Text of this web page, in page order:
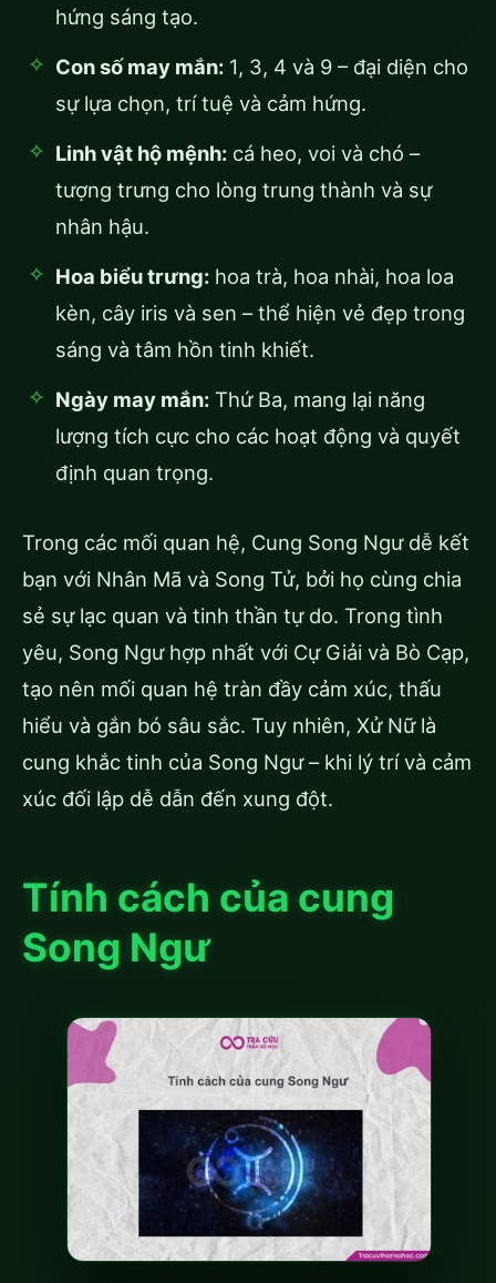
hứng sáng tạo.
Con số may mắn: 1, 3, 4 và 9 – đại diện cho
sự lựa chọn, trí tuệ và cảm hứng.
Linh vật hộ mệnh: cá heo, voi và chó –
tượng trưng cho lòng trung thành và sự
nhân hậu.
Hoa biểu trưng: hoa trà, hoa nhài, hoa loa
kèn, cây iris và sen – thể hiện vẻ đẹp trong
sáng và tâm hồn tinh khiết.
Ngày may mắn: Thứ Ba, mang lại năng
lượng tích cực cho các hoạt động và quyết
định quan trọng.
Trong các mối quan hệ, Cung Song Ngư dễ kết
bạn với Nhân Mã và Song Tử, bởi họ cùng chia
sẻ sự lạc quan và tinh thần tự do. Trong tình
yêu, Song Ngư hợp nhất với Cự Giải và Bò Cạp,
tạo nên mối quan hệ tràn đầy cảm xúc, thấu
hiểu và gắn bó sâu sắc. Tuy nhiên, Xử Nữ là
cung khắc tinh của Song Ngư – khi lý trí và cảm
xúc đối lập dễ dẫn đến xung đột.
Tính cách của cung
Song Ngư